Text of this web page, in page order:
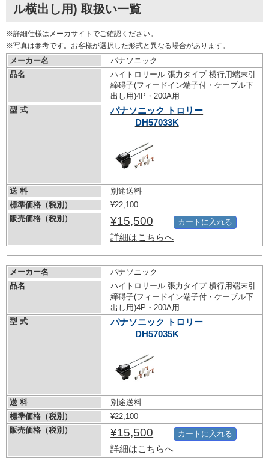
ル横出し用) 取扱い一覧
※詳細仕様は メーカサイト でご確認ください。
※写真は参考です。お客様が選択した形式と異なる場合があります。
メーカー名
パナソニック
品名
ハイトロリール 張力タイプ 横行用端末引
締碍子(フィードイン端子付・ケーブル下
出し用)4P・200A用
型 式
パナソニック トロリー
DH57033K
送 料
別途送料
標準価格（税別）
¥22,100
販売価格（税別）
¥15,500
詳細はこちらへ
カートに入れる
メーカー名
パナソニック
品名
ハイトロリール 張力タイプ 横行用端末引
締碍子(フィードイン端子付・ケーブル下
出し用)4P・200A用
型 式
パナソニック トロリー
DH57035K
送 料
別途送料
標準価格（税別）
¥22,100
販売価格（税別）
¥15,500
詳細はこちらへ
カートに入れる